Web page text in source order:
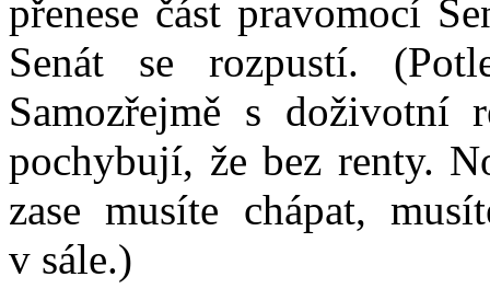
přenese část pravomocí
Senát se rozpustí.
Samozřejmě s
pochybují, že bez renty.
zase musíte chápat,
v sále.)